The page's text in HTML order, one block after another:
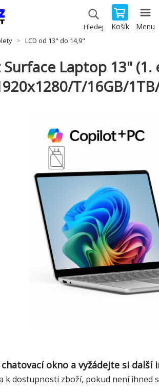
Hledej Košík Menu
LCD od 13" do 14,9"
Laptop 13" (1.
T/16GB/
okno a vyžádejte si další
k dostupnosti zboží, pokud není ihned